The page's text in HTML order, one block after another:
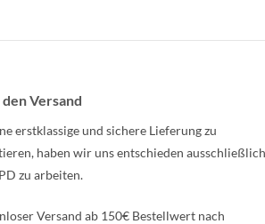
Versand
erstklassige und sichere Lieferung zu
haben wir uns entschieden ausschließlich
zu arbeiten.
Versand ab 150€ Bestellwert nach